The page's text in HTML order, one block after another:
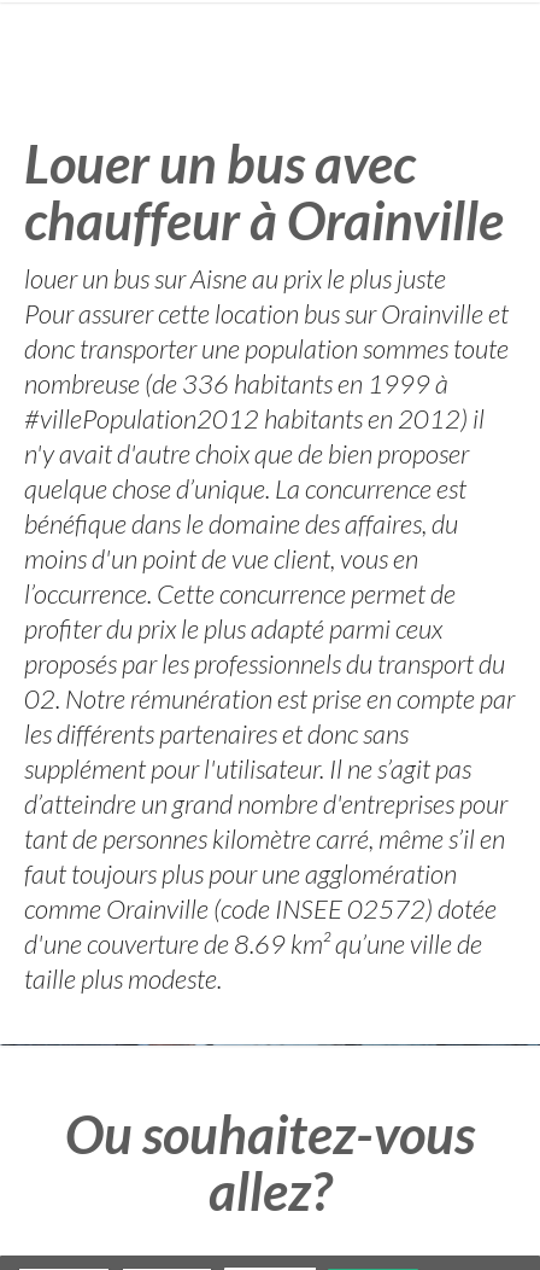
Louer un bus avec
chauffeur à Orainville
louer un bus sur Aisne au prix le plus juste
Pour assurer cette location bus sur Orainville et
donc transporter une population sommes toute
nombreuse (de 336 habitants en 1999 à
#villePopulation2012 habitants en 2012) il
n'y avait d'autre choix que de bien proposer
quelque chose d’unique. La concurrence est
bénéfique dans le domaine des affaires, du
moins d'un point de vue client, vous en
l’occurrence. Cette concurrence permet de
profiter du prix le plus adapté parmi ceux
proposés par les professionnels du transport du
02. Notre rémunération est prise en compte par
les différents partenaires et donc sans
supplément pour l'utilisateur. Il ne s’agit pas
d’atteindre un grand nombre d'entreprises pour
tant de personnes kilomètre carré, même s’il en
faut toujours plus pour une agglomération
comme Orainville (code INSEE 02572) dotée
d'une couverture de 8.69 km² qu’une ville de
taille plus modeste.
Ou souhaitez-vous
allez?